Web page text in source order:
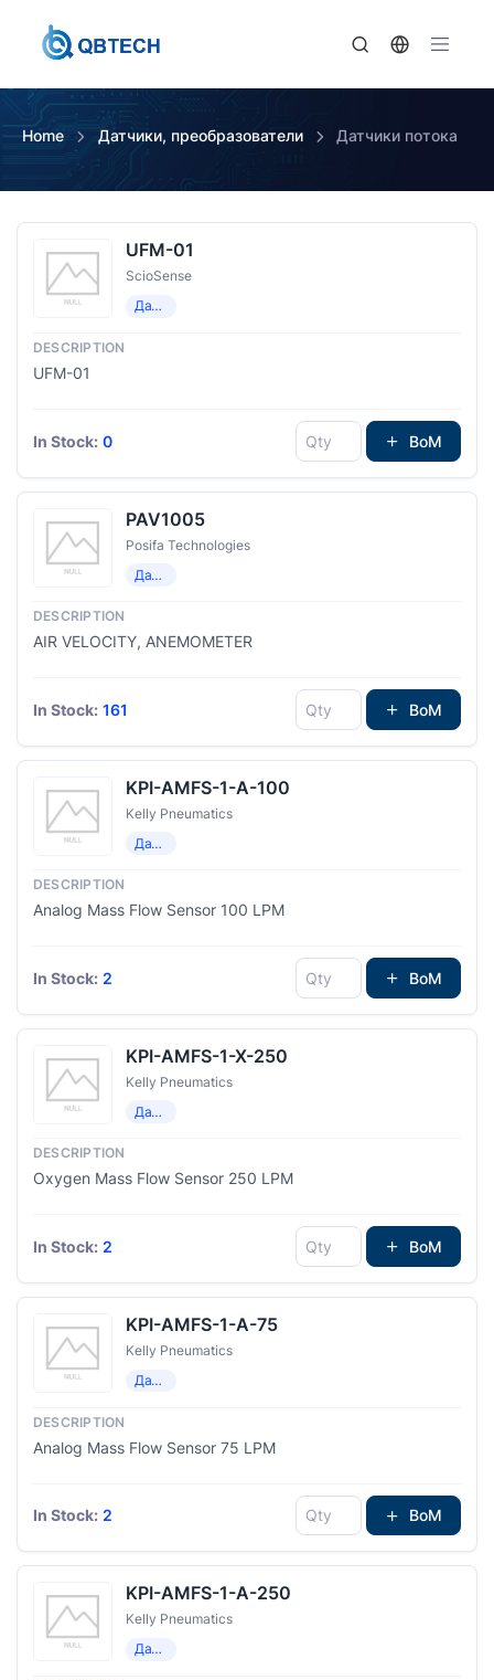
Home Датчики, преобразователи Датчики потока
UFM-01
ScioSense
Датчики потока
UFM-01
In Stock: 0 BoM
PAV1005
Posifa Technologies
Датчики потока
AIR VELOCITY, ANEMOMETER
In Stock: 161 BoM
KPI-AMFS-1-A-100
Kelly Pneumatics
Датчики потока
Analog Mass Flow Sensor 100 LPM
In Stock: 2 BoM
KPI-AMFS-1-X-250
Kelly Pneumatics
Датчики потока
Oxygen Mass Flow Sensor 250 LPM
In Stock: 2 BoM
KPI-AMFS-1-A-75
Kelly Pneumatics
Датчики потока
Analog Mass Flow Sensor 75 LPM
In Stock: 2 BoM
KPI-AMFS-1-A-250
Kelly Pneumatics
Датчики потока